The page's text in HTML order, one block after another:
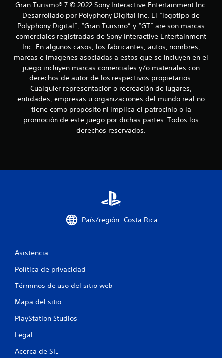
n
t
e
n
e
r
a
c
t
i
v
a
d
a
s
l
s
a
i
o
Gran Turismo® 7 © 2022 Sony Interactive Entertainment Inc.
Desarrollado por Polyphony Digital Inc. El “logotipo de
Polyphony Digital”, “Gran Turismo” y “GT” are son marcas
comerciales registradas de Sony Interactive Entertainment
Inc. En algunos casos, los fabricantes, autos, nombres,
marcas e imágenes asociadas a estos que se incluyen en el
juego incluyen marcas comerciales y/o materiales con
derechos de autor de los respectivos propietarios.
Cualquier representación o recreación de lugares,
entidades, empresas u organizaciones del mundo real no
tiene como propósito ni implica el patrocinio o la
promoción de este juego por dichas partes. Todos los
derechos reservados.
País/región: Costa Rica
Asistencia
Política de privacidad
Términos de uso del sitio web
Mapa del sitio
PlayStation Studios
Legal
Acerca de SIE